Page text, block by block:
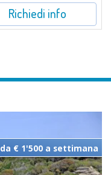
Richiedi info
da € 1'500 a settimana